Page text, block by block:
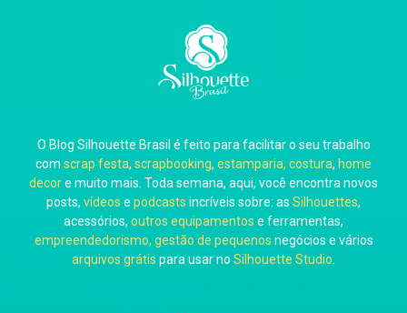
Carla Eschberger
Carol Pessoa
Ju Mirthes
O Blog Silhouette Brasil é feito para facilitar o seu trabalho
com scrap festa, scrapbooking, estamparia, costura, home
decore muito mais. Toda semana, aqui, você encontra novos
posts, vídeos e podcasts incríveis sobre: as Silhouettes,
acessórios, outros equipamentos e ferramentas,
empreendedorismo, gestão de pequenos negócios e vários
arquivos grátis para usar no Silhouette Studio